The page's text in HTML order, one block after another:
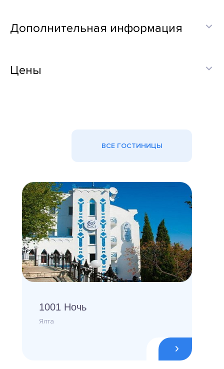
Дополнительная информация
Цены
ВСЕ ГОСТИНИЦЫ
1001 Ночь
Ялта